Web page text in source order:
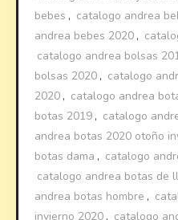
bebes , catalogo andrea
andrea bebes 2020 ,
catalogo andrea bolsas
bolsas 2020 , catalogo
2020 , catalogo andrea
botas 2019 , catalogo
andrea botas 2020 otoño
botas dama , catalogo
catalogo andrea botas de
andrea botas hombre ,
invierno 2020 , catalogo